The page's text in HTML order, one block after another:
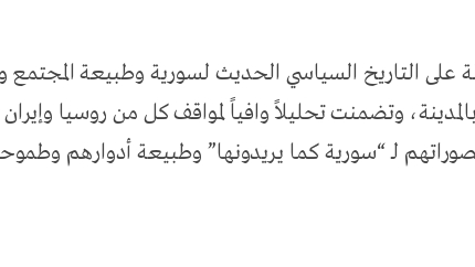
على التاريخ السياسي الحديث لسورية وطبيعة المجتمع
وتضمنت تحليلاً وافياً لمواقف كل من روسيا
لـ “سورية كما يريدونها” وطبيعة أدوارهم